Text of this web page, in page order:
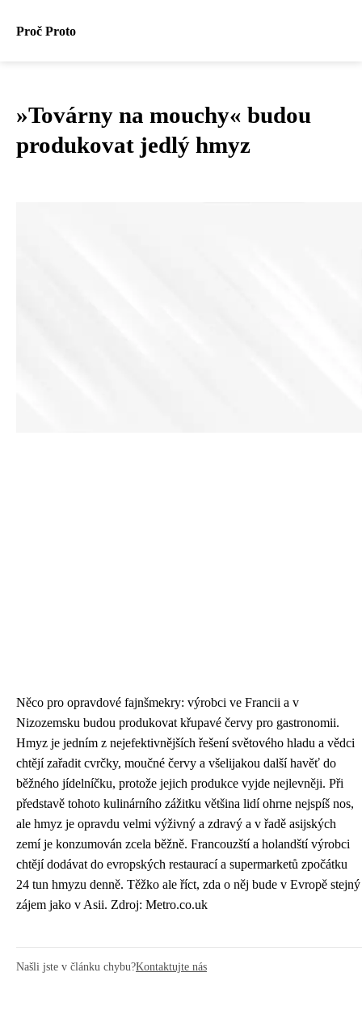
Proč Proto
»Továrny na mouchy« budou
produkovat jedlý hmyz
Něco pro opravdové fajnšmekry: výrobci ve Francii a v
Nizozemsku budou produkovat křupavé červy pro gastronomii.
Hmyz je jedním z nejefektivnějších řešení světového hladu a vědci
chtějí zařadit cvrčky, moučné červy a všelijakou další havěť do
běžného jídelníčku, protože jejich produkce vyjde nejlevněji. Při
představě tohoto kulinárního zážitku většina lidí ohrne nejspíš nos,
ale hmyz je opravdu velmi výživný a zdravý a v řadě asijských
zemí je konzumován zcela běžně. Francouzští a holandští výrobci
chtějí dodávat do evropských restaurací a supermarketů zpočátku
24 tun hmyzu denně. Těžko ale říct, zda o něj bude v Evropě stejný
zájem jako v Asii. Zdroj: Metro.co.uk
Našli jste v článku chybu?Kontaktujte nás